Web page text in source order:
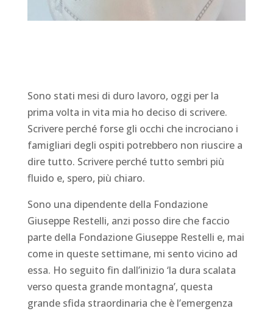
Sono stati mesi di duro lavoro, oggi per la
prima volta in vita mia ho deciso di scrivere.
Scrivere perché forse gli occhi che incrociano i
famigliari degli ospiti potrebbero non riuscire a
dire tutto. Scrivere perché tutto sembri più
fluido e, spero, più chiaro.
Sono una dipendente della Fondazione
Giuseppe Restelli, anzi posso dire che faccio
parte della Fondazione Giuseppe Restelli e, mai
come in queste settimane, mi sento vicino ad
essa. Ho seguito fin dall’inizio ‘la dura scalata
verso questa grande montagna’, questa
grande sfida straordinaria che è l’emergenza